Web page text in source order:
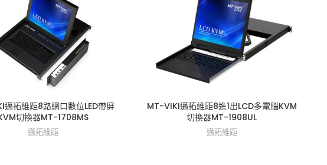
拓維距8路網口數位LED帶屏
切換器MT-1708MS
邁拓維距
MT-VIKI邁拓維距8進1出LCD多電腦KVM
切換器MT-1908UL
邁拓維距